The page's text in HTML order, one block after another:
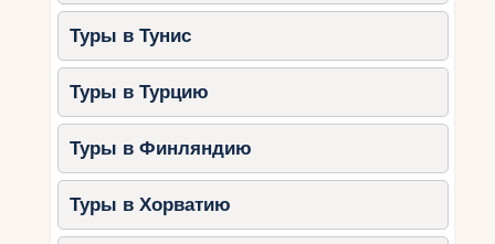
Туры в Тунис
Туры в Турцию
Туры в Финляндию
Туры в Хорватию